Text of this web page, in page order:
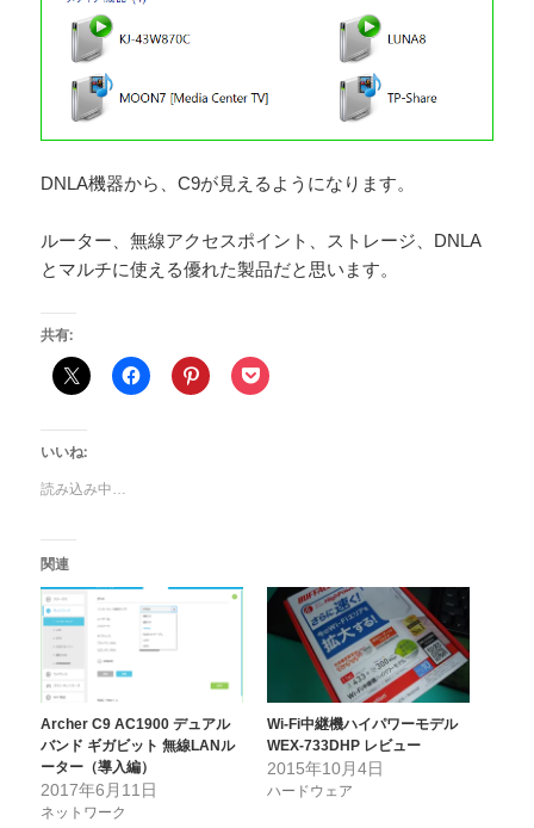
DNLA機器から、C9が見えるようになります。
ルーター、無線アクセスポイント、ストレージ、DNLA
とマルチに使える優れた製品だと思います。
共有:
いいね:
読み込み中…
関連
Archer C9 AC1900 デュアル
バンド ギガビット 無線LANル
ーター（導入編）
2017年6月11日
ネットワーク
Wi-Fi中継機ハイパワーモデル
WEX-733DHP レビュー
2015年10月4日
ハードウェア